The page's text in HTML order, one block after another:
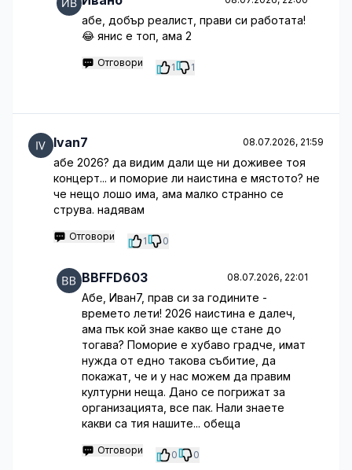
абе, добър реалист, прави си работата!
😂 янис е топ, ама 2
Отговори 1 1
Ivan7 08.07.2026, 21:59
абе 2026? да видим дали ще ни доживее тоя
концерт... и поморие ли наистина е мястото? не
че нещо лошо има, ама малко странно се
струва. надявам
Отговори 1 0
BBFFD603 08.07.2026, 22:01
Абе, Иван7, прав си за годините -
времето лети! 2026 наистина е далеч,
ама пък кой знае какво ще стане до
тогава? Поморие е хубаво градче, имат
нужда от едно такова събитие, да
покажат, че и у нас можем да правим
културни неща. Дано се погрижат за
организацията, все пак. Нали знаете
какви са тия нашите... обеща
Отговори 0 0